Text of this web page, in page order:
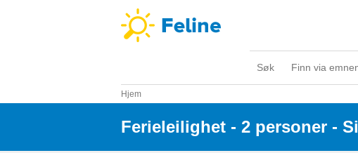
Søk Finn via
Hjem
Ferieleilighet - 2 personer -